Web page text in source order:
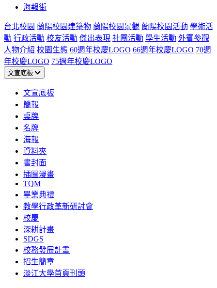
海報街
台北校園 蘭陽校園建築物 蘭陽校園景觀 蘭陽校園活動 學術活
動 行政活動 校友活動 傑出表現 社團活動 學生活動 外賓參觀
人物介紹 校園生態 60週年校慶LOGO 66週年校慶LOGO 70週
年校慶LOGO 75週年校慶LOGO
文宣底板
文宣底板
簡報
桌牌
名牌
海報
資料夾
書封面
插圖漫畫
TQM
畢業典禮
教學行政革新研討會
校慶
深耕計畫
SDGS
校務發展計畫
招生簡章
淡江大學首頁刊頭